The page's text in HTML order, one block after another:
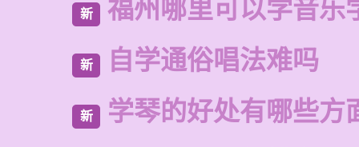
新 福州哪里可以学音乐
新 自学通俗唱法难吗
新 学琴的好处有哪些方